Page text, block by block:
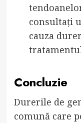
consultați
cauza
Concluzie
Durerile de
comună care